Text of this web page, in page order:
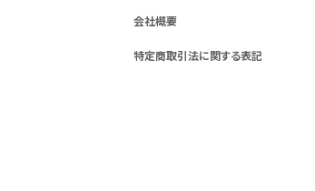
会社概要
特定商取引法に関する表記